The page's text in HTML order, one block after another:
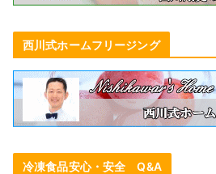
西川式ホームフリージング
冷凍食品安心・安全 Q&A